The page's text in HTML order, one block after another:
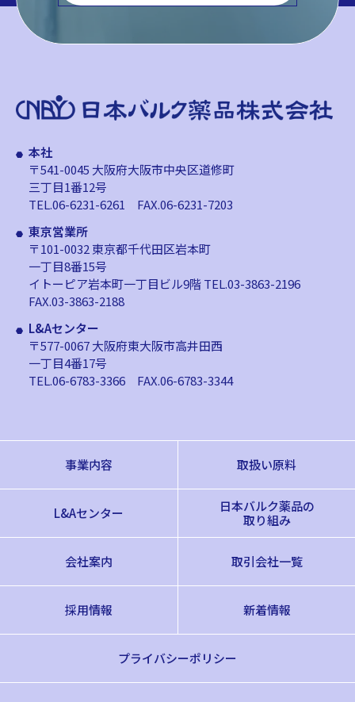
本社
〒541-0045 大阪府大阪市中央区道修町
三丁目1番12号
TEL.06-6231-6261 FAX.06-6231-7203
東京営業所
〒101-0032 東京都千代田区岩本町
一丁目8番15号
イトーピア岩本町一丁目ビル9階TEL.03-3863-2196
FAX.03-3863-2188
L&Aセンター
〒577-0067 大阪府東大阪市高井田西
一丁目4番17号
TEL.06-6783-3366 FAX.06-6783-3344
事業内容 取扱い原料
L&Aセンター
日本バルク薬品の
取り組み
会社案内 取引会社一覧
採用情報 新着情報
プライバシーポリシー